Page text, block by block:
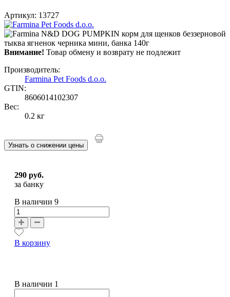
Артикул: 13727
Внимание! Товар обмену и возврату не подлежит
Производитель:
Farmina Pet Foods d.o.о.
GTIN:
8606014102307
Вес:
0.2 кг
Узнать о снижении цены
290 руб.
за банку
В наличии 9
В корзину
В наличии 1